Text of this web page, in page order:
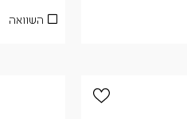
השוואה